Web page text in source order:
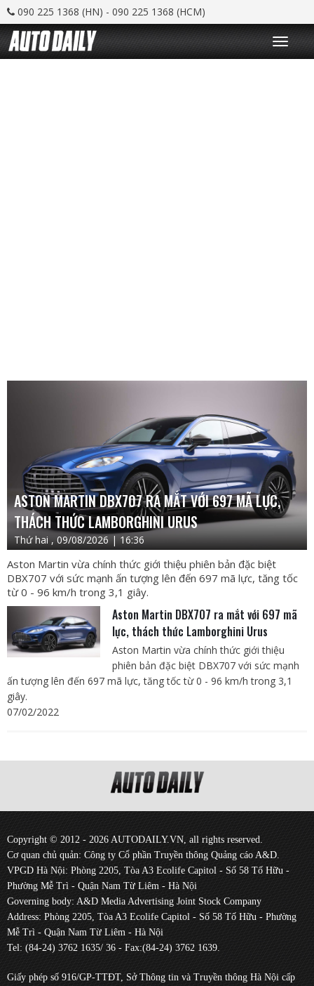
090 225 1368 (HN) - 090 225 1368 (HCM)
T
o
g
ASTON MARTIN DBX707 RA MẮT VỚI 697 MÃ LỰC,
THÁCH THỨC LAMBORGHINI URUS
Thứ hai , 09/08/2026 | 16:36
Aston Martin vừa chính thức giới thiệu phiên bản đặc biệt
DBX707 với sức mạnh ấn tượng lên đến 697 mã lực, tăng tốc
từ 0 - 96 km/h trong 3,1 giây.
Aston Martin DBX707 ra mắt với 697 mã
lực, thách thức Lamborghini Urus
Aston Martin vừa chính thức giới thiệu
phiên bản đặc biệt DBX707 với sức mạnh
ấn tượng lên đến 697 mã lực, tăng tốc từ 0 - 96 km/h trong 3,1
giây.
07/02/2022
Copyright © 2012 - 2026 AUTODAILY.VN, all rights reserved.
Cơ quan chủ quản: Công ty Cổ phần Truyền thông Quảng cáo A&D.
VPGD Hà Nội: Phòng 2205, Tòa A3 Ecolife Capitol - Số 58 Tố Hữu -
Phường Mễ Trì - Quận Nam Từ Liêm - Hà Nội
Governing body: A&D Media Advertising Joint Stock Company
Address: Phòng 2205, Tòa A3 Ecolife Capitol - Số 58 Tố Hữu - Phường
Mễ Trì - Quận Nam Từ Liêm - Hà Nội
Tel: (84-24) 3762 1635/ 36 - Fax:(84-24) 3762 1639.
Giấy phép số 916/GP-TTĐT, Sở Thông tin và Truyền thông Hà Nội cấp